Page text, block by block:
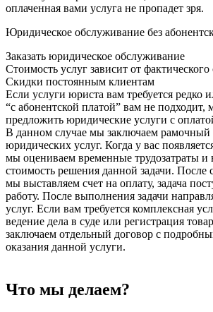
оплаченная вами услуга не пропадет зря.
Юридическое обслуживание без
Заказать юридическое обслуживание
Стоимость услуг зависит от фактического
Скидки постоянным клиентам
Если услуги юриста вам требуется редко
“с абонентской платой” вам не
предложить юридические услуги с
В данном случае мы заключаем рамочный
юридических услуг. Когда у вас
мы оцениваем временные трудозатраты и
стоимость решения данной задачи. После
мы выставляем счет на оплату, задача
работу. После выполнения задачи
услуг. Если вам требуется комплексная
ведение дела в суде или регистрация
заключаем отдельный договор с
оказания данной услуги.
Что мы делаем?